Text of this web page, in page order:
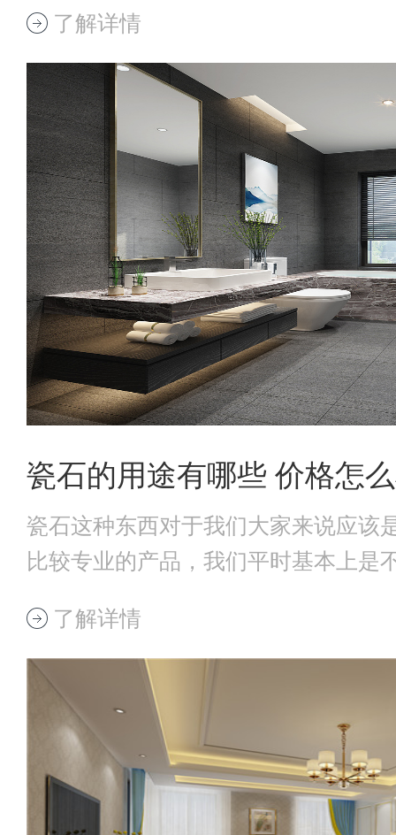
了解详情
瓷石的用途有哪些 价格怎
瓷石这种东西对于我们大家来说应该
比较专业的产品，我们平时基本上是
了解详情